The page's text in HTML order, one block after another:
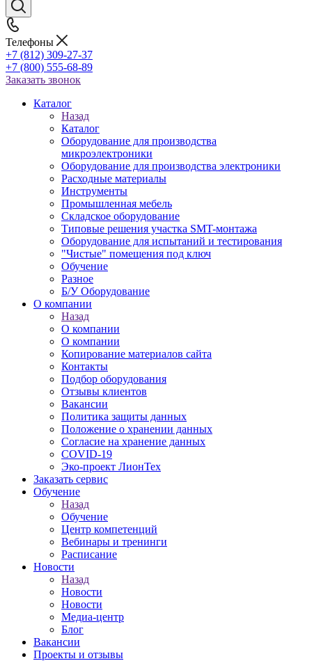
Телефоны
+7 (812) 309-27-37
+7 (800) 555-68-89
Заказать звонок
Каталог
Назад
Каталог
Оборудование для производства
микроэлектроники
Оборудование для производства электроники
Расходные материалы
Инструменты
Промышленная мебель
Складское оборудование
Типовые решения участка SMT-монтажа
Оборудование для испытаний и тестирования
"Чистые" помещения под ключ
Обучение
Разное
Б/У Оборудование
О компании
Назад
О компании
О компании
Копирование материалов сайта
Контакты
Подбор оборудования
Отзывы клиентов
Вакансии
Политика защиты данных
Положение о хранении данных
Согласие на хранение данных
COVID-19
Эко-проект ЛионТех
Заказать сервис
Обучение
Назад
Обучение
Центр компетенций
Вебинары и тренинги
Расписание
Новости
Назад
Новости
Новости
Медиа-центр
Блог
Вакансии
Проекты и отзывы